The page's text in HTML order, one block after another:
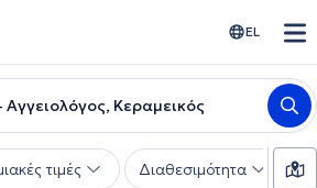
EL
Αγγειολόγος, Κεραμεικός
τιμές Διαθεσιμότητα